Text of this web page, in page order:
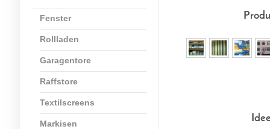
Fenster
Rollladen
Garagentore
Raffstore
Textilscreens
Markisen